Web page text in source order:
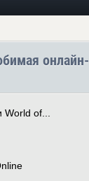
онлайн-
of...